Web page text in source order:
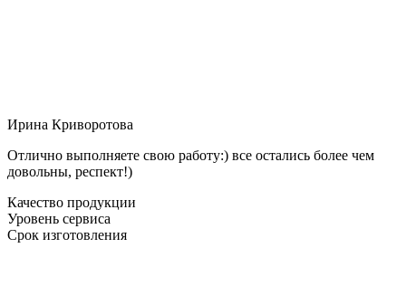
Ирина Криворотова
Отлично выполняете свою работу:) все остались более чем
довольны, респект!)
Качество продукции
Уровень сервиса
Срок изготовления